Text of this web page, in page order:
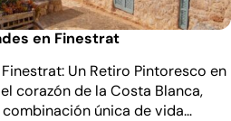
en Finestrat
Un Retiro Pintoresco en
corazón de la Costa Blanca,
única de vida…